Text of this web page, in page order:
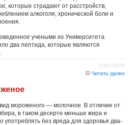
которые страдают от расстройств,
алкоголя, хронической боли и
учеными из Университета
два пептида, которые являются
25/01/2019
Читать далее
мороженого — молочное. В отличие от
в таком десерте меньше жира и
употреблять без вреда для здоровья два-